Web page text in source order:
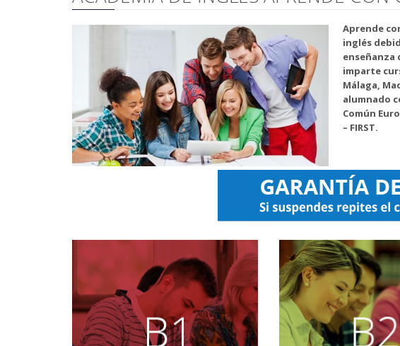
Aprende
inglés
enseñanza
imparte
Málaga,
alumnado
Común
– FIRST.